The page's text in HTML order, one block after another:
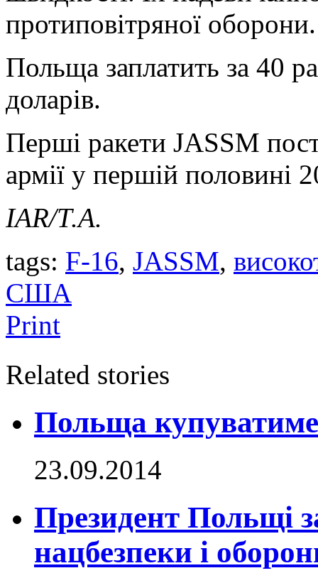
протиповітряної оборони.
Польща заплатить за 40
доларів.
Перші ракети JASSM
армії у першій половині
IAR/Т.А.
tags: F-16, JASSM,
США
Print
Related stories
Польща
23.09.2014
Президент Польщі
нацбезпеки і